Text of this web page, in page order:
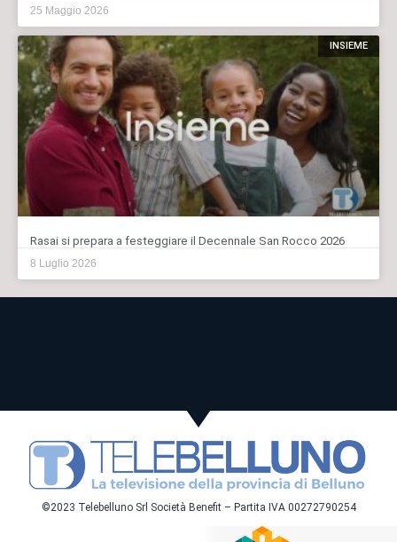
25 Maggio 2026
INSIEME
Rasai si prepara a festeggiare il Decennale San Rocco 2026
8 Luglio 2026
©2023 Telebelluno Srl Società Benefit – Partita IVA 00272790254